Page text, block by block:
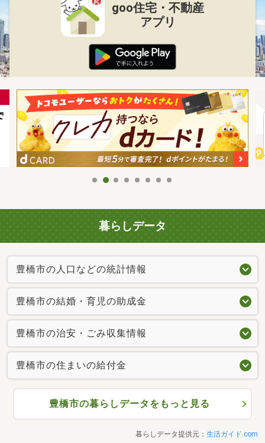
goo住宅・不動産
アプリ
暮らしデータ
豊橋市の人口などの統計情報
豊橋市の結婚・育児の助成金
豊橋市の治安・ごみ収集情報
豊橋市の住まいの給付金
豊橋市の暮らしデータをもっと見る
暮らしデータ提供元： 生活ガイド.com